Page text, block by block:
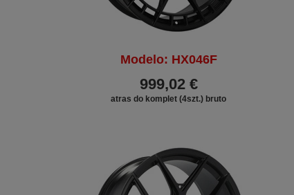
Modelo: HX046F
999,02 €
atras do komplet (4szt.) bruto